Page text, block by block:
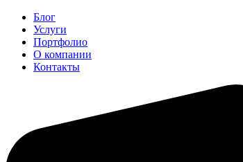
Блог
Услуги
Портфолио
О компании
Контакты